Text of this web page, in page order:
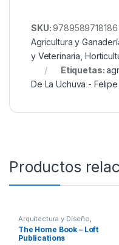
SKU:9789589718186
Agricultura y
y Veterinaria
Etiquetas:
De La Uchuva -
Productos
Arquitectura y Diseño
Arquitectura y Urbanismo
Afines,Decoración,
y Muebles,Diseño
The Home Book – Loft
Publications